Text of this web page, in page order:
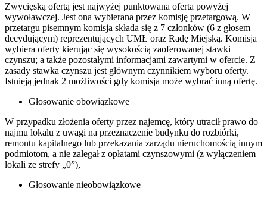
Zwycięską ofertą jest najwyżej punktowana oferta powyżej
wywoławczej. Jest ona wybierana przez komisję przetargową. W
przetargu pisemnym komisja składa się z 7 członków (6 z głosem
decydującym) reprezentujących UMŁ oraz Radę Miejską. Komisja
wybiera oferty kierując się wysokością zaoferowanej stawki
czynszu; a także pozostałymi informacjami zawartymi w ofercie. Z
zasady stawka czynszu jest głównym czynnikiem wyboru oferty.
Istnieją jednak 2 możliwości gdy komisja może wybrać inną ofertę.
Głosowanie obowiązkowe
W przypadku złożenia oferty przez najemcę, który utracił prawo do
najmu lokalu z uwagi na przeznaczenie budynku do rozbiórki,
remontu kapitalnego lub przekazania zarządu nieruchomością innym
podmiotom, a nie zalegał z opłatami czynszowymi (z wyłączeniem
lokali ze strefy „0”),
Głosowanie nieobowiązkowe